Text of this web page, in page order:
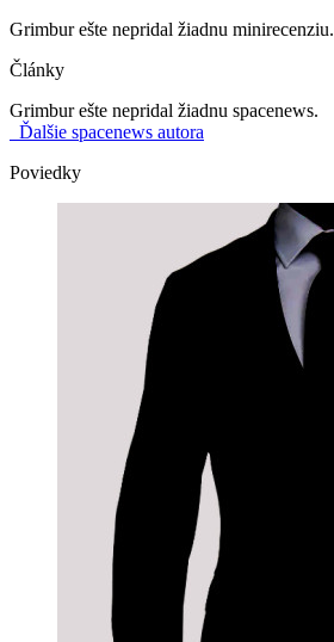
Grimbur ešte nepridal žiadnu minirecenziu.
Články
Grimbur ešte nepridal žiadnu spacenews.
Ďalšie spacenews autora
Poviedky